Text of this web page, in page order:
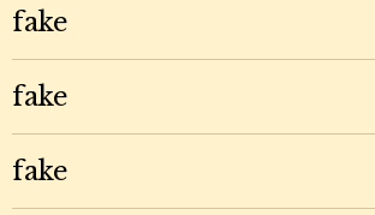
fake
fake
fake